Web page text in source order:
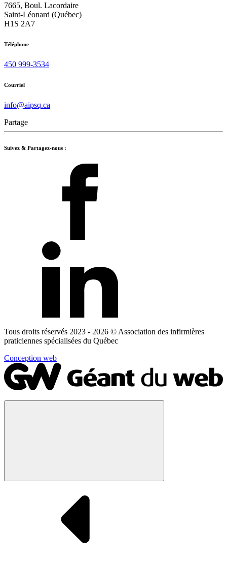
7665, Boul. Lacordaire
Saint-Léonard (Québec)
H1S 2A7
Téléphone
450 999-3534
Courriel
info@aipsq.ca
Partage
Suivez & Partagez-nous :
Tous droits réservés 2023 - 2026 © Association des infirmières
praticiennes spécialisées du Québec
Conception web